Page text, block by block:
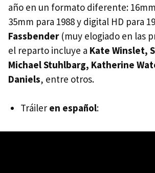
año en un formato diferente:
35mm para 1988 y digital HD para
Fassbender(muy elogiado en las
el reparto incluye a Kate Winslet,
Michael Stuhlbarg, Katherine
Daniels, entre otros.
Tráiler en español: